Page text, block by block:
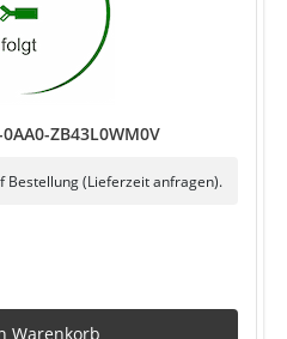
ZB43L0WM0V
Bestellung (Lieferzeit anfragen).
Warenkorb